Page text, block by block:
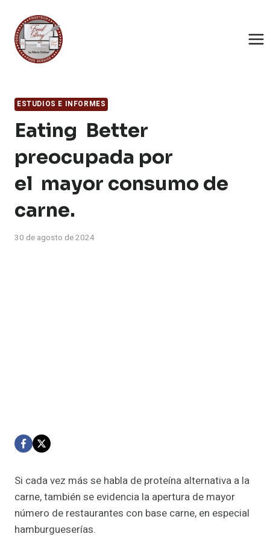
contenido
ESTUDIOS E INFORMES
Eating Better
preocupada por
el mayor consumo de
carne.
30 de agosto de 2024
Si cada vez más se habla de proteína alternativa a la
carne, también se evidencia la apertura de mayor
número de restaurantes con base carne, en especial
hamburgueserías.